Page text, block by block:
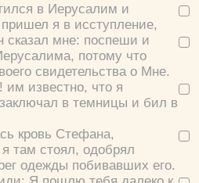
в Иерусалим и
я в исступление,
сказал мне: поспеши и
потому что
свидетельства о Мне.
им известно, что я
в темницы и бил в
кровь Стефана,
я там стоял, одобрял
одежды побивавших его.